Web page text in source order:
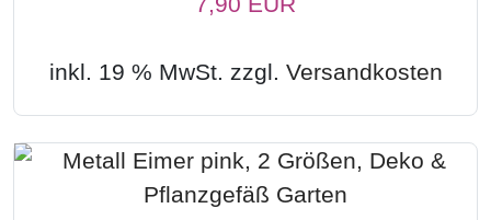
inkl. 19 % MwSt. zzgl. Versandkosten